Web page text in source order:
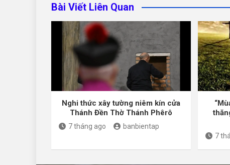
Bài Viết Liên Quan
Nghi thức xây tường niêm kín cửa
Thánh Đền Thờ Thánh Phêrô
7 tháng ago banbientap
7